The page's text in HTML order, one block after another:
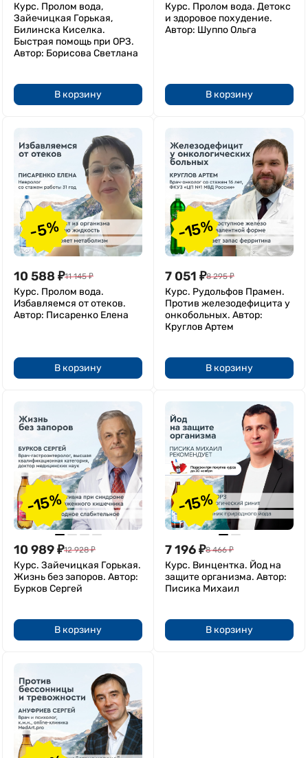
Курс. Пролом вода,
Зайечицкая Горькая,
Билинска Киселка.
Быстрая помощь при ОРЗ.
Автор: Борисова Светлана
В корзину
Курс. Пролом вода. Детокс
и здоровое похудение.
Автор: Шуппо Ольга
В корзину
-5%
10 588 ₽11 145 ₽
Курс. Пролом вода.
Избавляемся от отеков.
Автор: Писаренко Елена
В корзину
-15%
7 051 ₽8 295 ₽
Курс. Рудольфов Прамен.
Против железодефицита у
онкобольных. Автор:
Круглов Артем
В корзину
-15%
10 989₽12 928 ₽
Курс. Зайечицкая Горькая.
Жизнь без запоров. Автор:
Бурков Сергей
В корзину
-15%
7 196₽8 466 ₽
Курс. Винцентка. Йод на
защите организма. Автор:
Писика Михаил
В корзину